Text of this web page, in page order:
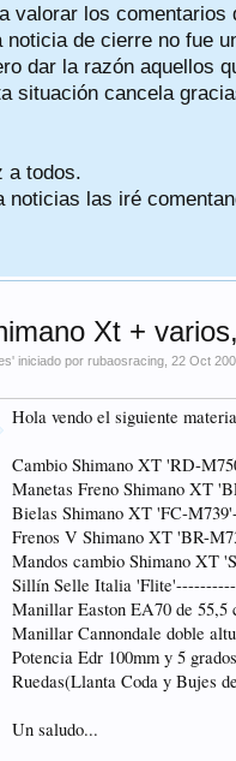
valorar los
noticia de cierre no fue
dar la razón aquellos
situación cancela
a todos.
noticias las iré
Xt +
' iniciado por rubaosracing 22 Oct
Hola vendo el siguiente
Cambio Shimano XT 'RD-
Manetas Freno Shimano XT
Bielas Shimano XT 'FC-
Frenos V Shimano XT 'BR-
Mandos cambio Shimano XT
Sillín Selle Italia
Manillar Easton EA70 de
Manillar Cannondale doble
Potencia Edr 100mm y 5
Ruedas(Llanta Coda y Bujes
Un saludo...